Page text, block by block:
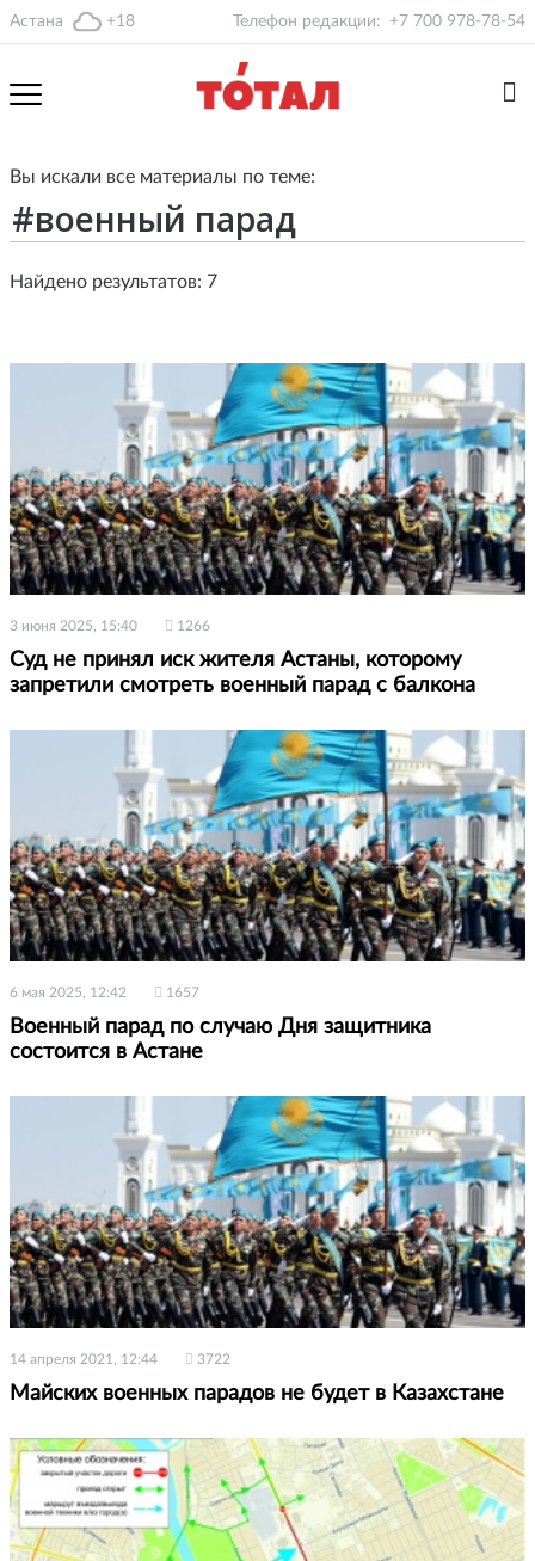
Астана +18 Телефон редакции: +7 700 978-78-54
Вы искали все материалы по теме:
Найдено результатов: 7
3 июня 2025, 15:40 1266
Суд не принял иск жителя Астаны, которому
запретили смотреть военный парад с балкона
6 мая 2025, 12:42 1657
Военный парад по случаю Дня защитника
состоится в Астане
14 апреля 2021, 12:44 3722
Майских военных парадов не будет в Казахстане